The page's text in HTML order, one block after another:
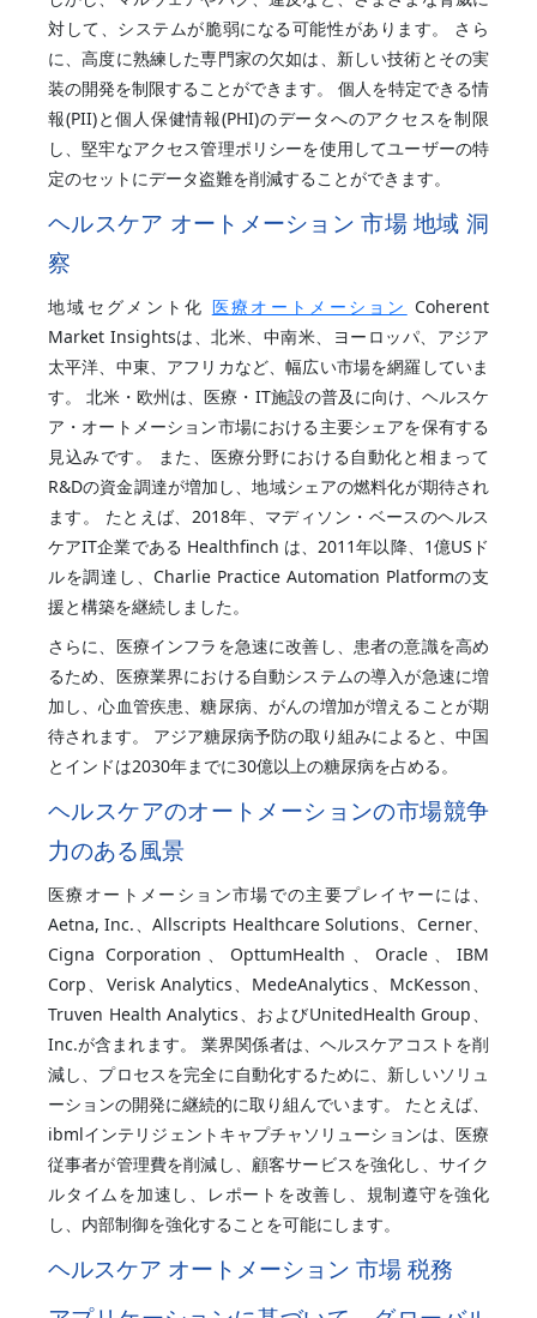
対して、システムが脆弱になる可能性があります。 さら
に、高度に熟練した専門家の欠如は、新しい技術とその実
装の開発を制限することができます。 個人を特定できる情
報(PII)と個人保健情報(PHI)のデータへのアクセスを制限
し、堅牢なアクセス管理ポリシーを使用してユーザーの特
定のセットにデータ盗難を削減することができます。
ヘルスケア オートメーション 市場 地域 洞
察
地域セグメント化 医療オートメーション Coherent
Market Insightsは、北米、中南米、ヨーロッパ、アジア
太平洋、中東、アフリカなど、幅広い市場を網羅していま
す。 北米・欧州は、医療・IT施設の普及に向け、ヘルスケ
ア・オートメーション市場における主要シェアを保有する
見込みです。 また、医療分野における自動化と相まって
R&Dの資金調達が増加し、地域シェアの燃料化が期待され
ます。 たとえば、2018年、マディソン・ベースのヘルス
ケアIT企業である Healthfinch は、2011年以降、1億USド
ルを調達し、Charlie Practice Automation Platformの支
援と構築を継続しました。
さらに、医療インフラを急速に改善し、患者の意識を高め
るため、医療業界における自動システムの導入が急速に増
加し、心血管疾患、糖尿病、がんの増加が増えることが期
待されます。 アジア糖尿病予防の取り組みによると、中国
とインドは2030年までに30億以上の糖尿病を占める。
ヘルスケアのオートメーションの市場競争
力のある風景
医療オートメーション市場での主要プレイヤーには、
Aetna, Inc.、Allscripts Healthcare Solutions、Cerner、
Cigna Corporation、OpttumHealth、Oracle、IBM
Corp、Verisk Analytics、MedeAnalytics、McKesson、
Truven Health Analytics、およびUnitedHealth Group、
Inc.が含まれます。 業界関係者は、ヘルスケアコストを削
減し、プロセスを完全に自動化するために、新しいソリュ
ーションの開発に継続的に取り組んでいます。 たとえば、
ibmlインテリジェントキャプチャソリューションは、医療
従事者が管理費を削減し、顧客サービスを強化し、サイク
ルタイムを加速し、レポートを改善し、規制遵守を強化
し、内部制御を強化することを可能にします。
ヘルスケア オートメーション 市場 税務